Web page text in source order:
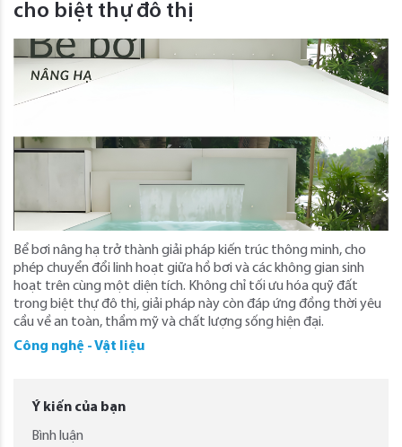
cho biệt thự đô thị
Bể bơi nâng hạ trở thành giải pháp kiến trúc thông minh, cho
phép chuyển đổi linh hoạt giữa hồ bơi và các không gian sinh
hoạt trên cùng một diện tích. Không chỉ tối ưu hóa quỹ đất
trong biệt thự đô thị, giải pháp này còn đáp ứng đồng thời yêu
cầu về an toàn, thẩm mỹ và chất lượng sống hiện đại.
Công nghệ - Vật liệu
Ý kiến của bạn
Bình luận